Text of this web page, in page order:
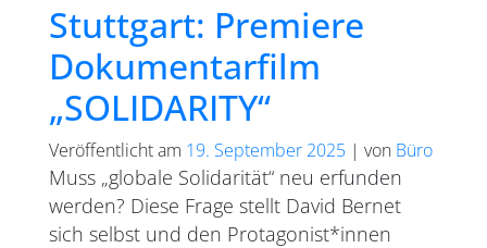
Stuttgart: Premiere
Dokumentarfilm
„SOLIDARITY“
Veröffentlicht am 19. September 2025 | von Büro
Muss „globale Solidarität“ neu erfunden
werden? Diese Frage stellt David Bernet
sich selbst und den Protagonist*innen